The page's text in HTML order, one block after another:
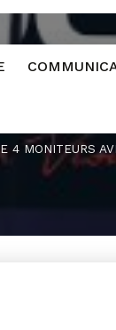
4 MONITEURS